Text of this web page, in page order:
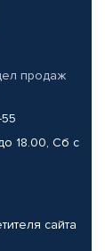
продаж
18.00, Сб с
сайта